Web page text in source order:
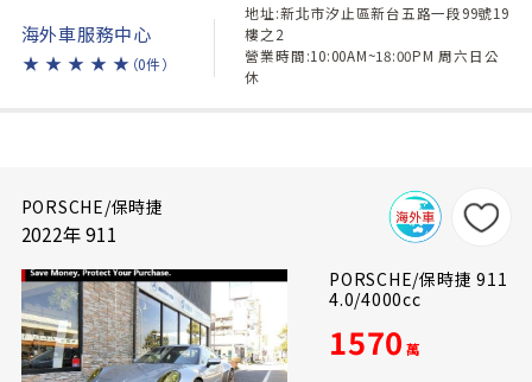
海外車服務中心
★ ★ ★ ★ ★ （0件）
地址:新北市汐止區新台五路一段99號19
樓之2
營業時間:10:00AM~18:00PM 周六日公
休
PORSCHE/保時捷
2022年 911
PORSCHE/保時捷 911
4.0/4000cc
1570 萬